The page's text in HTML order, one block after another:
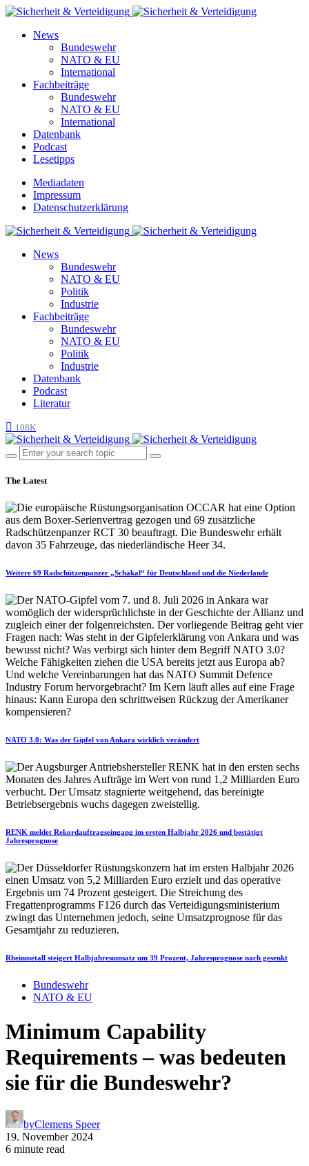
News
Bundeswehr
NATO & EU
International
Fachbeiträge
Bundeswehr
NATO & EU
International
Datenbank
Podcast
Lesetipps
Mediadaten
Impressum
Datenschutzerklärung
News
Bundeswehr
NATO & EU
Politik
Industrie
Fachbeiträge
Bundeswehr
NATO & EU
Politik
Industrie
Datenbank
Podcast
Literatur
108K
The Latest
Weitere 69 Radschützenpanzer „Schakal“ für Deutschland und die Niederlande
NATO 3.0: Was der Gipfel von Ankara wirklich verändert
RENK meldet Rekordauftragseingang im ersten Halbjahr 2026 und bestätigt
Jahresprognose
Rheinmetall steigert Halbjahresumsatz um 39 Prozent, Jahresprognose nach gesenkt
Bundeswehr
NATO & EU
Minimum Capability
Requirements – was bedeuten
sie für die Bundeswehr?
byClemens Speer
19. November 2024
6 minute read